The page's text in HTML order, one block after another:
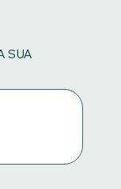
SUA